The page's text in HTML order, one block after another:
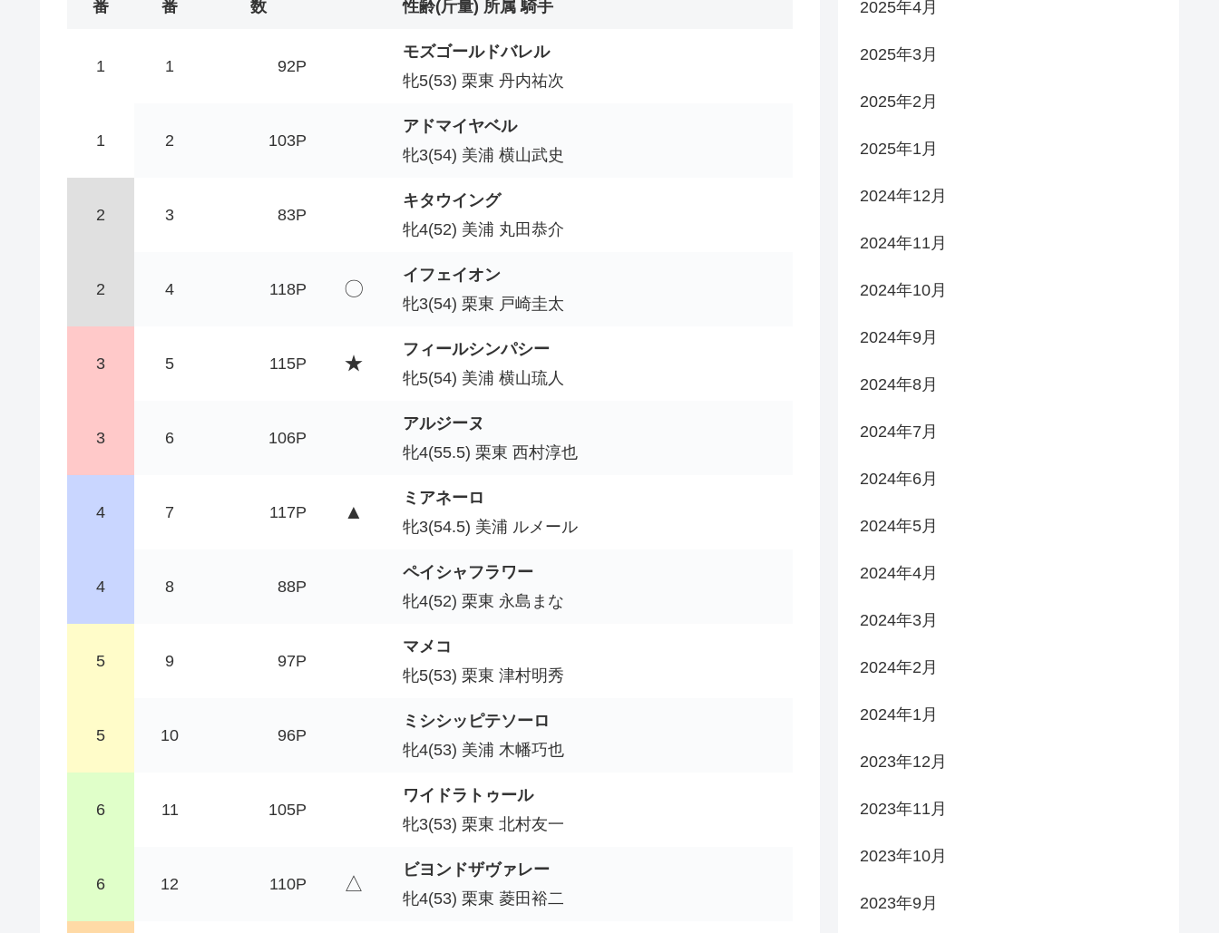
番 番 数
性齢(斤量) 所属 騎手
1 1 92P
モズゴールドバレル
牝5(53) 栗東 丹内祐次
1 2 103P
アドマイヤベル
牝3(54) 美浦 横山武史
2 3 83P
キタウイング
牝4(52) 美浦 丸田恭介
2 4 118P 〇
イフェイオン
牝3(54) 栗東 戸崎圭太
3 5 115P ★
フィールシンパシー
牝5(54) 美浦 横山琉人
3 6 106P
アルジーヌ
牝4(55.5) 栗東 西村淳也
4 7 117P ▲
ミアネーロ
牝3(54.5) 美浦 ルメール
4 8 88P
ペイシャフラワー
牝4(52) 栗東 永島まな
5 9 97P
マメコ
牝5(53) 栗東 津村明秀
5 10 96P
ミシシッピテソーロ
牝4(53) 美浦 木幡巧也
6 11 105P
ワイドラトゥール
牝3(53) 栗東 北村友一
6 12 110P △
ビヨンドザヴァレー
牝4(53) 栗東 菱田裕二
2025年4月
2025年3月
2025年2月
2025年1月
2024年12月
2024年11月
2024年10月
2024年9月
2024年8月
2024年7月
2024年6月
2024年5月
2024年4月
2024年3月
2024年2月
2024年1月
2023年12月
2023年11月
2023年10月
2023年9月